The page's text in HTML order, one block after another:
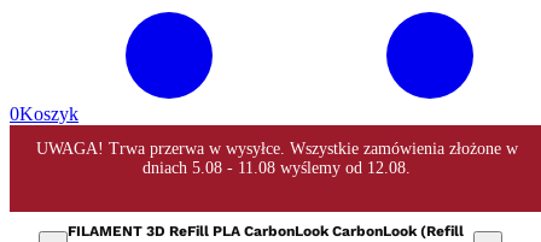
0Koszyk
FILAMENT 3D ReFill PLA CarbonLook CarbonLook (Refill